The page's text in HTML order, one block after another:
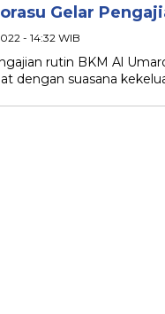
Gelar
- 14:32 WIB
rutin BKM Al
dengan suasana